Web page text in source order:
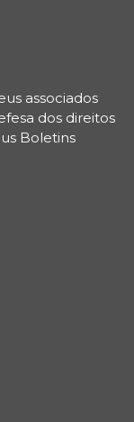
associados
dos direitos
Boletins